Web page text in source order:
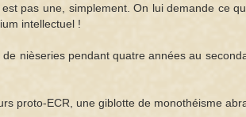
pas une, simplement. On lui demande ce
intellectuel !
nièseries pendant quatre années au
proto-ECR, une giblotte de monothéisme